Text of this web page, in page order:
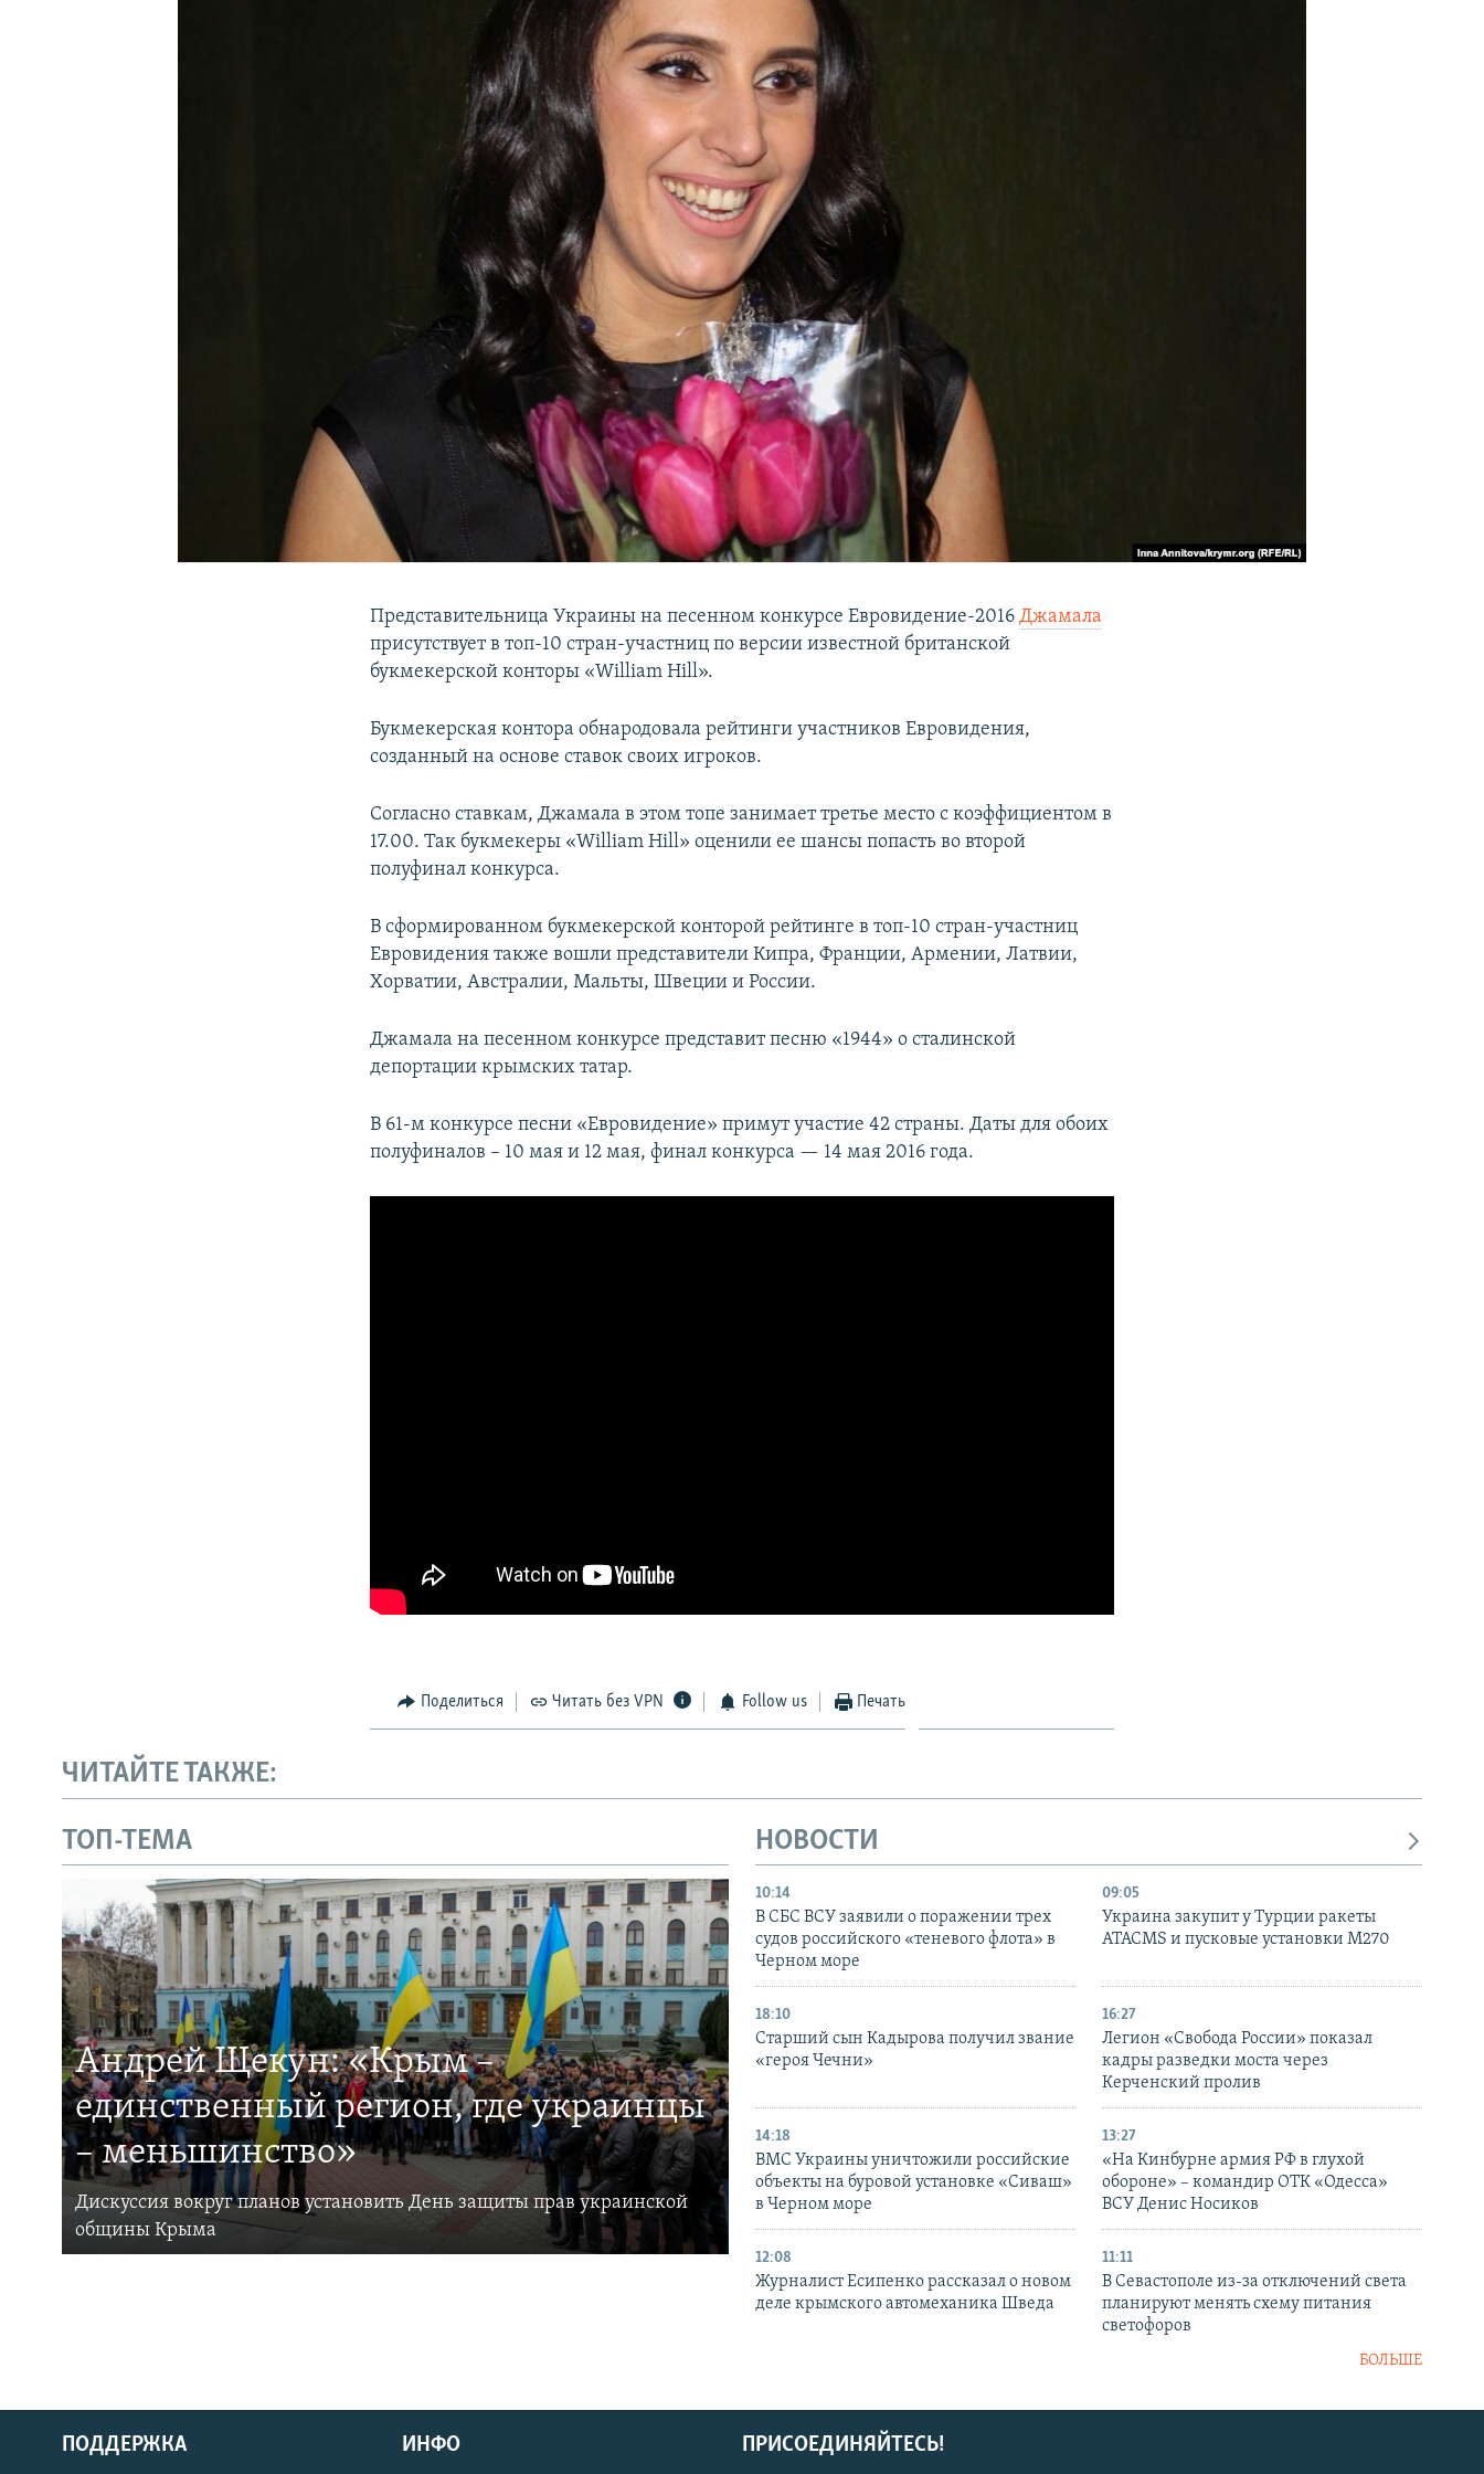
Представительница Украины на песенном конкурсе Евровидение-2016Джамала
присутствует в топ-10 стран-участниц по версии известной британской
букмекерской конторы «William Hill».
Букмекерская контора обнародовала рейтинги участников Евровидения,
созданный на основе ставок своих игроков.
Согласно ставкам, Джамала в этом топе занимает третье место с коэффициентом в
17.00. Так букмекеры «William Hill» оценили ее шансы попасть во второй
полуфинал конкурса.
В сформированном букмекерской конторой рейтинге в топ-10 стран-участниц
Евровидения также вошли представители Кипра, Франции, Армении, Латвии,
Хорватии, Австралии, Мальты, Швеции и России.
Джамала на песенном конкурсе представит песню «1944» о сталинской
депортации крымских татар.
В 61-м конкурсе песни «Евровидение» примут участие 42 страны. Даты для обоих
полуфиналов – 10 мая и 12 мая, финал конкурса — 14 мая 2016 года.
Поделиться Читать без VPN Follow us Печать
ЧИТАЙТЕ ТАКЖЕ:
ТОП-ТЕМА
Андрей Щекун: «Крым –
единственный регион, где украинцы
– меньшинство»
Дискуссия вокруг планов установить День защиты прав украинской
общины Крыма
НОВОСТИ
10:14
В СБС ВСУ заявили о поражении трех
судов российского «теневого флота» в
Черном море
09:05
Украина закупит у Турции ракеты
ATACMS и пусковые установки M270
18:10
Старший сын Кадырова получил звание
«героя Чечни»
16:27
Легион «Свобода России» показал
кадры разведки моста через
Керченский пролив
14:18
ВМС Украины уничтожили российские
объекты на буровой установке «Сиваш»
в Черном море
13:27
«На Кинбурне армия РФ в глухой
обороне» – командир ОТК «Одесса»
ВСУ Денис Носиков
12:08
Журналист Есипенко рассказал о новом
деле крымского автомеханика Шведа
11:11
В Севастополе из-за отключений света
планируют менять схему питания
светофоров
БОЛЬШЕ
ПРИСОЕДИНЯЙТЕСЬ!
ПОДДЕРЖКА ИНФО